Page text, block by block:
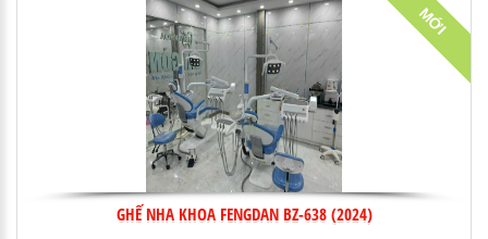
MỚI
GHẾ NHA KHOA FENGDAN BZ-638 (2024)